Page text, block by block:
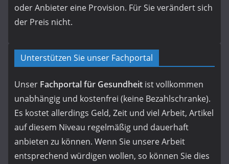
oder Anbieter eine Provision. Für Sie verändert sich
der Preis nicht.
Unterstützen Sie unser Fachportal
Unser Fachportal für Gesundheit ist vollkommen
unabhängig und kostenfrei (keine Bezahlschranke).
Es kostet allerdings Geld, Zeit und viel Arbeit, Artikel
auf diesem Niveau regelmäßig und dauerhaft
anbieten zu können. Wenn Sie unsere Arbeit
entsprechend würdigen wollen, so können Sie dies